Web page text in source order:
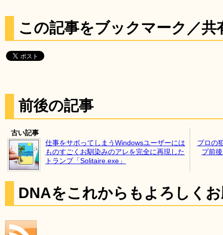
この記事をブックマーク／共
前後の記事
古い記事
仕事をサボってしまうWindowsユーザーには
ものすごくお馴染みのアレを完全に再現した
トランプ「Solitaire.exe」
プロの
プ前
DNAをこれからもよろしく